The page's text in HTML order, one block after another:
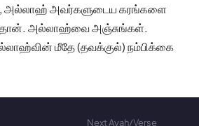
அல்லாஹ் அவர்களுடைய கரங்களை
அல்லாஹ்வை அஞ்சுங்கள்.
மீதே (தவக்குல்) நம்பிக்கை
Next Ayah/Verse